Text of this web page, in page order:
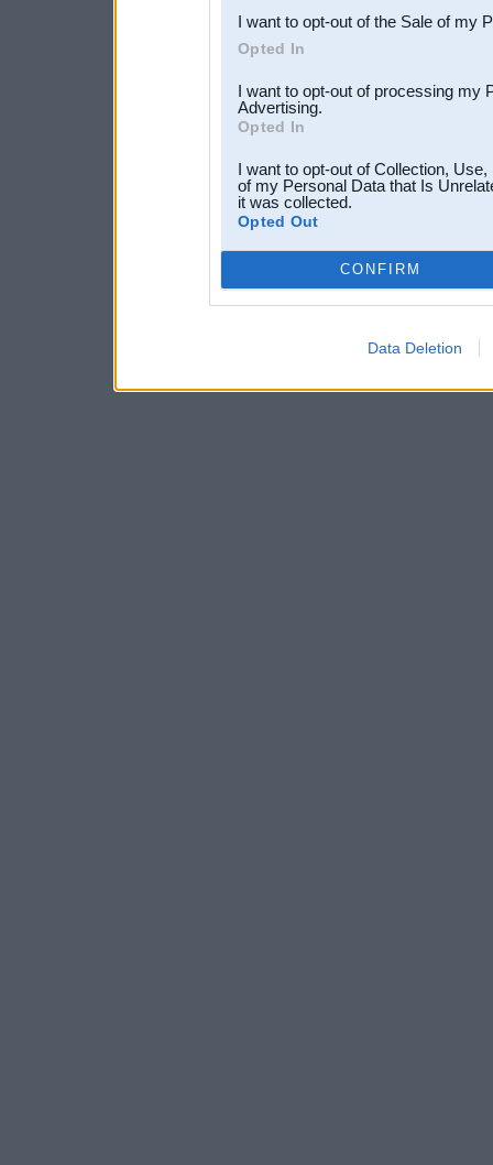
I want to opt-out of the Sale of my
Opted In
I want to opt-out of processing my
Advertising.
Opted In
I want to opt-out of Collection,
of my Personal Data that Is
it was collected.
Opted Out
CONFIRM
Data Deletion